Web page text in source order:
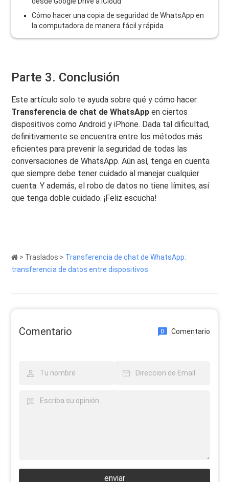
Cómo hacer una copia de seguridad de WhatsApp en
la computadora de manera fácil y rápida
Parte 3. Conclusión
Este artículo solo te ayuda sobre qué y cómo hacer
Transferencia de chat de WhatsApp en ciertos
dispositivos como Android y iPhone. Dada tal dificultad,
definitivamente se encuentra entre los métodos más
eficientes para prevenir la seguridad de todas las
conversaciones de WhatsApp. Aún así, tenga en cuenta
que siempre debe tener cuidado al manejar cualquier
cuenta. Y además, el robo de datos no tiene límites, así
que tenga doble cuidado. ¡Feliz escucha!
> Traslados > Transferencia de chat de WhatsApp:
transferencia de datos entre dispositivos
Comentario 0 Comentario
enviar